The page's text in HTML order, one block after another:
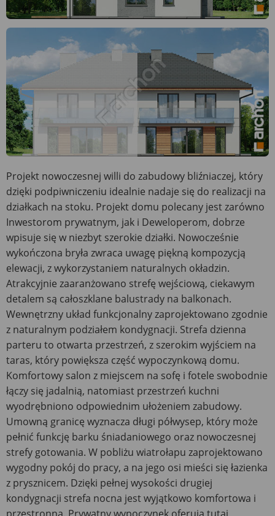
Projekt nowoczesnej willi do zabudowy bliźniaczej, który
dzięki podpiwniczeniu idealnie nadaje się do realizacji na
działkach na stoku. Projekt domu polecany jest zarówno
Inwestorom prywatnym, jak i Deweloperom, dobrze
wpisuje się w niezbyt szerokie działki. Nowocześnie
wykończona bryła zwraca uwagę piękną kompozycją
elewacji, z wykorzystaniem naturalnych okładzin.
Atrakcyjnie zaaranżowano strefę wejściową, ciekawym
detalem są całoszklane balustrady na balkonach.
Wewnętrzny układ funkcjonalny zaprojektowano zgodnie
z naturalnym podziałem kondygnacji. Strefa dzienna
parteru to otwarta przestrzeń, z szerokim wyjściem na
taras, który powiększa część wypoczynkową domu.
Komfortowy salon z miejscem na sofę i fotele swobodnie
łączy się jadalnią, natomiast przestrzeń kuchni
wyodrębniono odpowiednim ułożeniem zabudowy.
Umowną granicę wyznacza długi półwysep, który może
pełnić funkcję barku śniadaniowego oraz nowoczesnej
strefy gotowania. W pobliżu wiatrołapu zaprojektowano
wygodny pokój do pracy, a na jego osi mieści się łazienka
z prysznicem. Dzięki pełnej wysokości drugiej
kondygnacji strefa nocna jest wyjątkowo komfortowa i